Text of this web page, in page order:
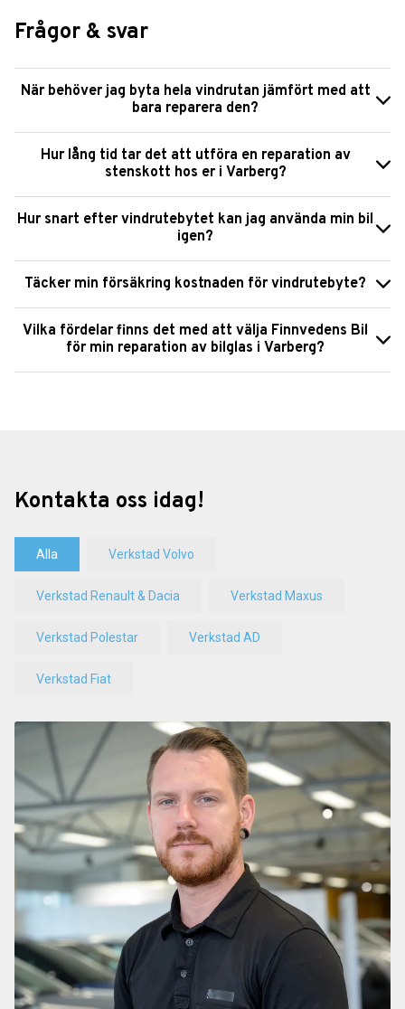
Frågor & svar
När behöver jag byta hela vindrutan jämfört med att
bara reparera den?
Hur lång tid tar det att utföra en reparation av
stenskott hos er i Varberg?
Hur snart efter vindrutebytet kan jag använda min bil
igen?
Täcker min försäkring kostnaden för vindrutebyte?
Vilka fördelar finns det med att välja Finnvedens Bil
för min reparation av bilglas i Varberg?
Kontakta oss idag!
Alla Verkstad Volvo
Verkstad Renault & Dacia Verkstad Maxus
Verkstad Polestar Verkstad AD
Verkstad Fiat